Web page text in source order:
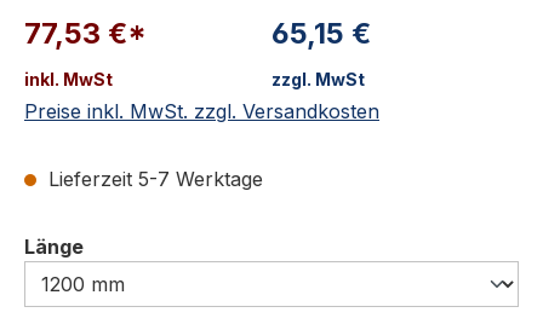
77,53 €*
inkl. MwSt
65,15 €
zzgl. MwSt
Preise inkl. MwSt. zzgl. Versandkosten
Lieferzeit 5-7 Werktage
Längeauswählen